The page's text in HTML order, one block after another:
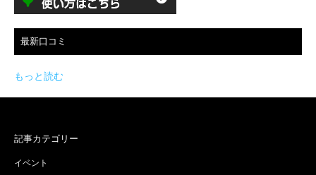
最新口コミ
もっと読む
記事カテゴリー
イベント